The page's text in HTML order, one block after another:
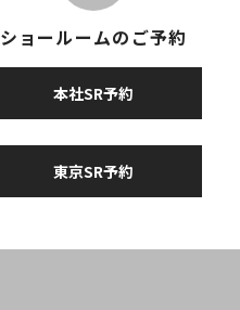
ショールームのご予約
本社SR予約
東京SR予約